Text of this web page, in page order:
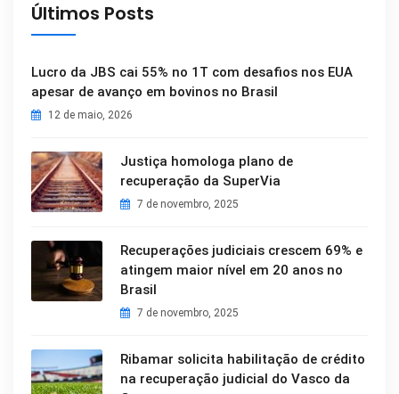
Últimos Posts
Lucro da JBS cai 55% no 1T com desafios nos EUA
apesar de avanço em bovinos no Brasil
12 de maio, 2026
Justiça homologa plano de
recuperação da SuperVia
7 de novembro, 2025
Recuperações judiciais crescem 69% e
atingem maior nível em 20 anos no
Brasil
7 de novembro, 2025
Ribamar solicita habilitação de crédito
na recuperação judicial do Vasco da